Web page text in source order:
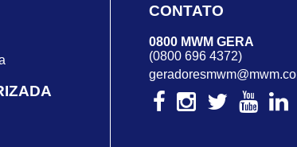
CONTATO
0800 MWM GERA
(0800 696 4372)